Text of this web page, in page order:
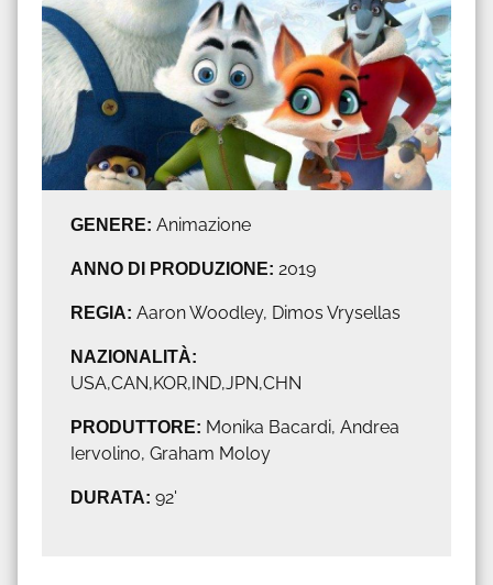
GENERE: Animazione
ANNO DI PRODUZIONE: 2019
REGIA: Aaron Woodley, Dimos Vrysellas
NAZIONALITÀ:
USA,CAN,KOR,IND,JPN,CHN
PRODUTTORE: Monika Bacardi, Andrea
Iervolino, Graham Moloy
DURATA: 92'